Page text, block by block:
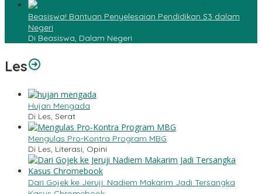
Beasiswa! Bantuan Penyelesaian Pendidikan S3 dalam
Negeri
Di Beasiswa, Dalam Negeri
Les
Hujan Mengada
Di Les, Serat
Mengulas Pro-Kontra Program MBG
Di Les, Literasi, Opini
Dari Gojek ke Jeruji: Nadiem Makarim Jadi Tersangka